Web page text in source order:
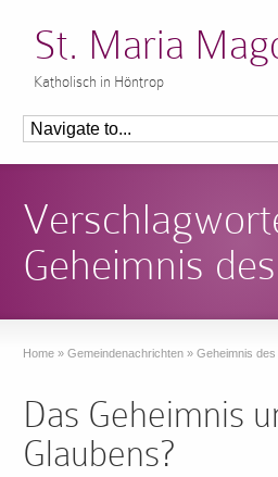
St. Maria
Katholisch in Höntrop
Geheimnis
Home » Gemeindenachrichten » Geheimnis
Das Geheimnis
Glaubens?